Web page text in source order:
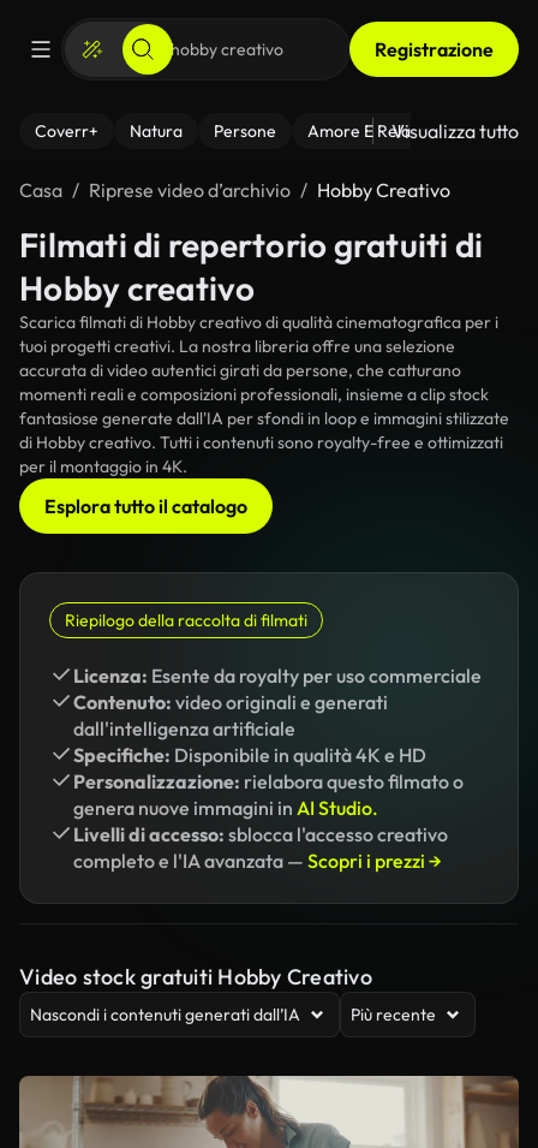
Registrazione
Coverr+ Natura Persone Amore E Relazioni Il
Visualizza tutto
Casa Riprese video d’archivio Hobby Creativo
Filmati di repertorio gratuiti di
Hobby creativo
Scarica filmati di Hobby creativo di qualità cinematografica per i
tuoi progetti creativi. La nostra libreria offre una selezione
accurata di video autentici girati da persone, che catturano
momenti reali e composizioni professionali, insieme a clip stock
fantasiose generate dall'IA per sfondi in loop e immagini stilizzate
di Hobby creativo. Tutti i contenuti sono royalty-free e ottimizzati
per il montaggio in 4K.
Esplora tutto il catalogo
Riepilogo della raccolta di filmati
Licenza: Esente da royalty per uso commerciale
Contenuto: video originali e generati
dall'intelligenza artificiale
Specifiche: Disponibile in qualità 4K e HD
Personalizzazione: rielabora questo filmato o
genera nuove immagini in AI Studio.
Livelli di accesso: sblocca l'accesso creativo
completo e l'IA avanzata — Scopri i prezzi →
Video stock gratuiti Hobby Creativo
Nascondi i contenuti generati dall’IA Più recente